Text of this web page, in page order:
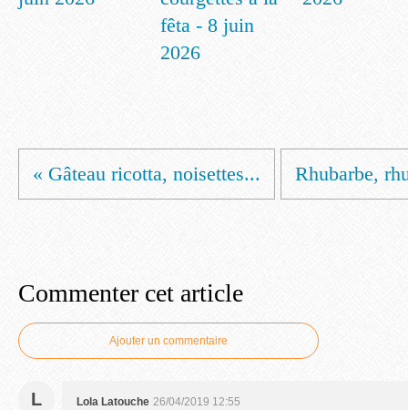
fêta - 8 juin
2026
« Gâteau ricotta, noisettes... Rhubarbe,
Commenter cet article
Ajouter un commentaire
L Lola Latouche 26/04/2019 12:55